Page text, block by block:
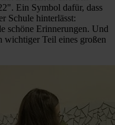
Ein Symbol dafür, dass
Schule hinterlässt:
schöne Erinnerungen. Und
wichtiger Teil eines großen